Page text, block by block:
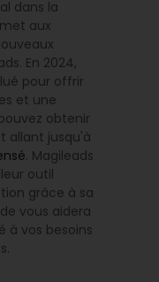
dans la
aux
En 2024,
pour offrir
et une
obtenir
allant jusqu'à
. Magileads
outil
grâce à sa
vous aidera
à vos besoins